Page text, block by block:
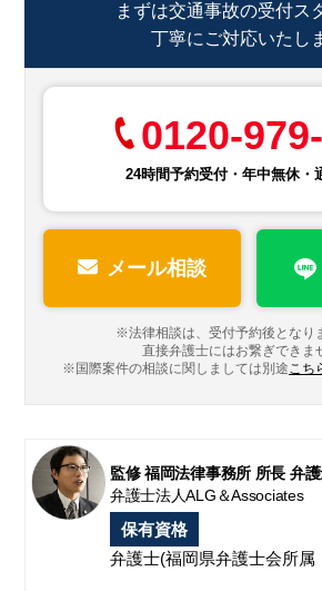
まずは交通事故の受付ス
丁寧にご対応いたし
0120-
24時間予約受付・年中無休・
メール相談
※法律相談は、受付予約後となり
直接弁護士にはお繋ぎできま
※国際案件の相談に関しましては別途こち
監修 福岡法律事務所 所長 弁
弁護士法人ALG＆Associates
保有資格
弁護士(福岡県弁護士会所属